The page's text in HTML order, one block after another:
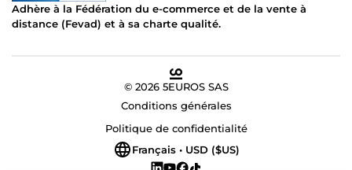
Adhère à la Fédération du e-commerce et de la vente à
distance (Fevad) et à sa charte qualité.
© 2026 5EUROS SAS
Conditions générales
Politique de confidentialité
Français • USD ($US)